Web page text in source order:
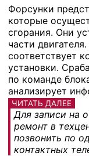
Форсунки
которые
сгорания. Они
части
соответствует
установки.
по команде
анализирует
ЧИТАТЬ ДАЛЕЕ
Для записи на
ремонт в
позвонить по
контактных